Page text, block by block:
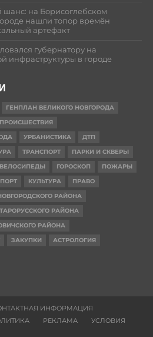
на Борисоглебском
нашли топор времён
артефакт
губернатору на
инфраструктуры в городе
ГЕНПЛАН ВЕЛИКОГО НОВГОРОДА
ПРОИСШЕСТВИЯ
УРБАНИСТИКА
ДТП
ТРАНСПОРТ
ПАРКИ И СКВЕРЫ
ВЕЛОСИПЕДЫ ГОРОСКОП
ПОЖАРЫ
КУЛЬТУРА
ПРАВО
РАЙОНА
РАЙОНА
РАЙОНА
ЗАКУПКИ
АСТРОЛОГИЯ
ИНФОРМАЦИЯ
РЕКЛАМА УСЛОВИЯ